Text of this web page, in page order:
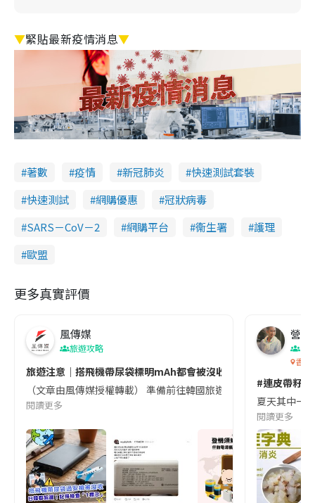
▼緊貼最新疫情消息▼
著數 疫情 新冠肺炎
快速測試套裝
快速測試
網購優惠
冠狀病毒
SARS－CoV－2
網購平台 衞生署
護理
歐盟
更多真實評價
風傳媒
旅遊攻略
旅遊注意｜搭飛機帶尿袋標明mAh都會被沒收😱出發前切記檢查
（文章由風傳媒授權轉載） 準備前往韓國旅遊的民眾，近期要
閱讀更多
營養
香港
#連皮帶籽
夏天其中一
閱讀更多